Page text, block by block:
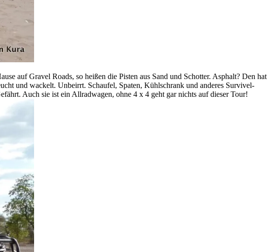
auf Gravel Roads, so heißen die Pisten aus Sand und Schotter. Asphalt? Den hat
und wackelt. Unbeirrt. Schaufel, Spaten, Kühlschrank und anderes Survivel-
Auch sie ist ein Allradwagen, ohne 4 x 4 geht gar nichts auf dieser Tour!